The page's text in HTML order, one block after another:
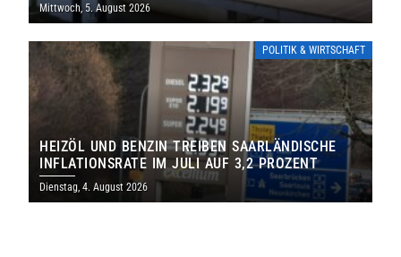
Mittwoch, 5. August 2026
POLITIK & WIRTSCHAFT
HEIZÖL UND BENZIN TREIBEN SAARLÄNDISCHE
INFLATIONSRATE IM JULI AUF 3,2 PROZENT
Dienstag, 4. August 2026